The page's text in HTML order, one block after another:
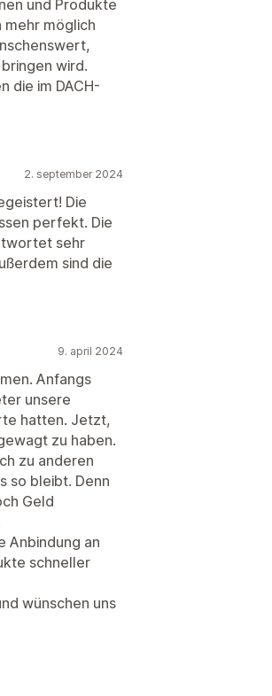
und Produkte
mehr möglich
wird.
die im DACH-
2. september 2024
Die
perfekt. Die
sehr
sind die
9. april 2024
Anfangs
unsere
hatten. Jetzt,
zu haben.
zu anderen
so bleibt. Denn
Geld
Anbindung an
schneller
wünschen uns